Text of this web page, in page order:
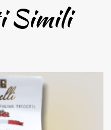
Simili